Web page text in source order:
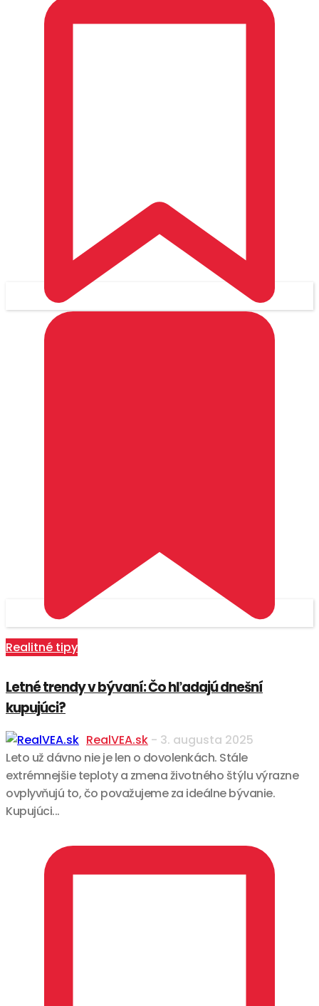
Realitné tipy
Letné trendy v bývaní: Čo hľadajú dnešní
kupujúci?
RealVEA.sk - 3. augusta 2025
Leto už dávno nie je len o dovolenkách. Stále
extrémnejšie teploty a zmena životného štýlu výrazne
ovplyvňujú to, čo považujeme za ideálne bývanie.
Kupujúci...